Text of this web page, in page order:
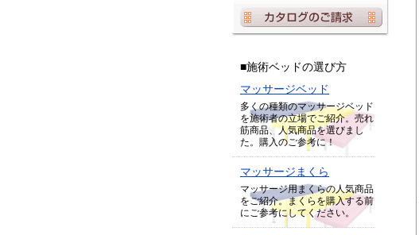
■施術ベッドの選び方
マッサージベッド
多くの種類のマッサージベッド
を施術者の立場でご紹介。売れ
筋商品、人気商品を選びまし
た。購入のご参考に！
マッサージまくら
マッサージ用まくらの人気商品
をご紹介。まくらを購入する前
にご参考にしてください。